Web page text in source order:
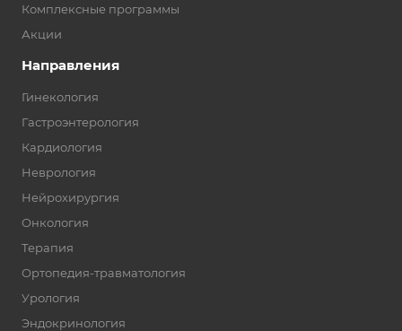
Комплексные программы
Акции
Направления
Гинекология
Гастроэнтерология
Кардиология
Неврология
Нейрохирургия
Онкология
Терапия
Ортопедия-травматология
Урология
Эндокринология